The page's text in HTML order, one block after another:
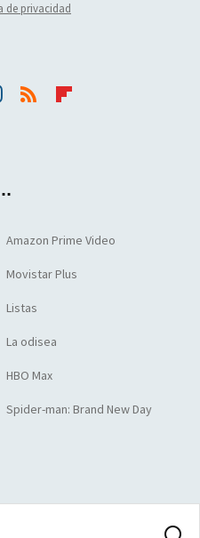
de privacidad
Amazon Prime Video
Movistar Plus
Listas
La odisea
HBO Max
Spider-man: Brand New Day